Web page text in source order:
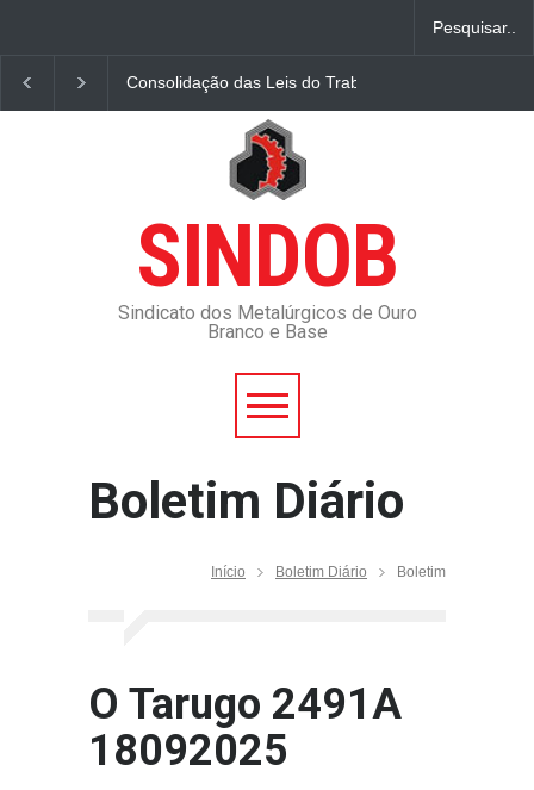
Consolidação das Leis do Trabalho – CLT e normas
SINDOB
Sindicato dos Metalúrgicos de Ouro
Branco e Base
Boletim Diário
Início Boletim Diário Boletim
O Tarugo 2491A
18092025